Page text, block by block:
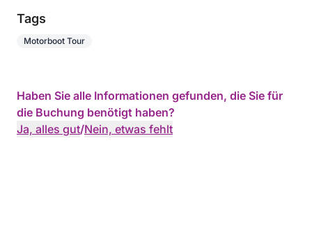
Tags
Motorboot Tour
Haben Sie alle Informationen gefunden, die Sie für
die Buchung benötigt haben?
Ja, alles gut/Nein, etwas fehlt